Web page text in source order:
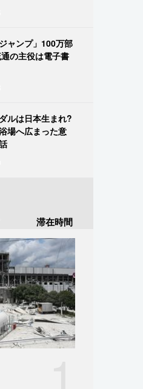
ャンプ」100万部
の主役は電子書
ルは日本生まれ?
場へ広まった意
滞在時間